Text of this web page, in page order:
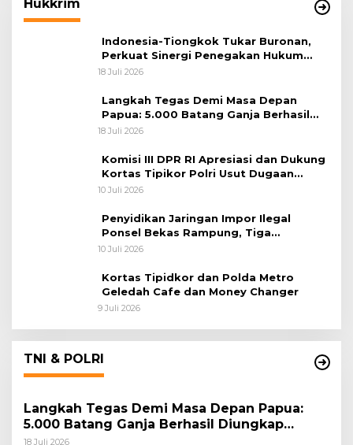
Hukkrim
Indonesia-Tiongkok Tukar Buronan,
Perkuat Sinergi Penegakan Hukum
Lintas Negara
18 Juli 2026
Langkah Tegas Demi Masa Depan
Papua: 5.000 Batang Ganja Berhasil
Diungkap Koops TNI Habema
18 Juli 2026
Komisi III DPR RI Apresiasi dan Dukung
Kortas Tipikor Polri Usut Dugaan
Korupsi Batu Bara
10 Juli 2026
Penyidikan Jaringan Impor Ilegal
Ponsel Bekas Rampung, Tiga
Tersangka Sudah P-21 dan Satu Buron
10 Juli 2026
Kortas Tipidkor dan Polda Metro
Geledah Cafe dan Money Changer
9 Juli 2026
TNI & POLRI
Langkah Tegas Demi Masa Depan Papua:
5.000 Batang Ganja Berhasil Diungkap
Koops TNI Habema
18 Juli 2026